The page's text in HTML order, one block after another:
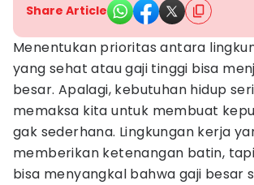
Share Article
Menentukan prioritas antara
yang sehat atau gaji tinggi bisa
besar. Apalagi, kebutuhan hidup
memaksa kita untuk membuat
gak sederhana. Lingkungan kerja
memberikan ketenangan batin,
bisa menyangkal bahwa gaji besar